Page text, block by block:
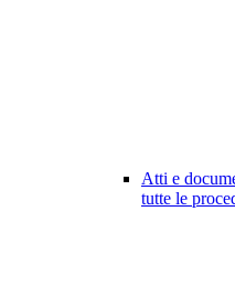
Atti e
tutte le